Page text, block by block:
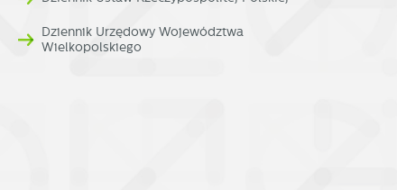
Dziennik Urzędowy Województwa
Wielkopolskiego